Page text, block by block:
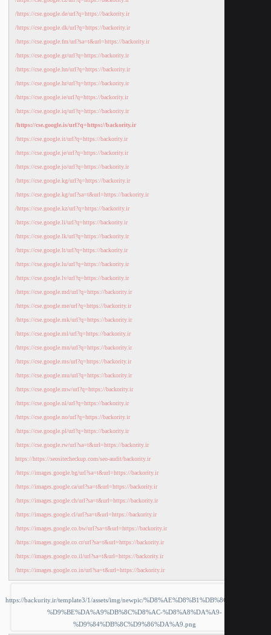
https://cse.google.de/url?q=https://backority.ir/
https://cse.google.dk/url?q=https://backority.ir/
https://cse.google.fm/url?sa=t&url=https://backority.ir/
https://cse.google.gr/url?q=https://backority.ir/
https://cse.google.hn/url?q=https://backority.ir/
https://cse.google.hr/url?q=https://backority.ir/
https://cse.google.ie/url?q=https://backority.ir/
https://cse.google.iq/url?q=https://backority.ir/
https://cse.google.is/url?q=https://backority.ir/
https://cse.google.it/url?q=https://backority.ir/
https://cse.google.je/url?q=https://backority.ir/
https://cse.google.jo/url?q=https://backority.ir/
https://cse.google.kg/url?q=https://backority.ir/
https://cse.google.kg/url?sa=t&url=https://backority.ir/
https://cse.google.kz/url?q=https://backority.ir/
https://cse.google.li/url?q=https://backority.ir/
https://cse.google.lk/url?q=https://backority.ir/
https://cse.google.lt/url?q=https://backority.ir/
https://cse.google.lu/url?q=https://backority.ir/
https://cse.google.lv/url?q=https://backority.ir/
https://cse.google.md/url?q=https://backority.ir/
https://cse.google.me/url?q=https://backority.ir/
https://cse.google.mk/url?q=https://backority.ir/
https://cse.google.ml/url?q=https://backority.ir/
https://cse.google.mn/url?q=https://backority.ir/
https://cse.google.ms/url?q=https://backority.ir/
https://cse.google.mu/url?q=https://backority.ir/
https://cse.google.mw/url?q=https://backority.ir/
https://cse.google.nl/url?q=https://backority.ir/
https://cse.google.no/url?q=https://backority.ir/
https://cse.google.pl/url?q=https://backority.ir/
https://cse.google.rw/url?sa=t&url=https://backority.ir/
https://https://seositecheckup.com/seo-audit/backority.ir
https://images.google.bg/url?sa=t&url=https://backority.ir/
https://images.google.ca/url?sa=t&url=https://backority.ir/
https://images.google.ch/url?sa=t&url=https://backority.ir/
https://images.google.cl/url?sa=t&url=https://backority.ir/
https://images.google.co.bw/url?sa=t&url=https://backority.ir/
https://images.google.co.cr/url?sa=t&url=https://backority.ir/
https://images.google.co.il/url?sa=t&url=https://backority.ir/
https://images.google.co.in/url?sa=t&url=https://backority.ir/